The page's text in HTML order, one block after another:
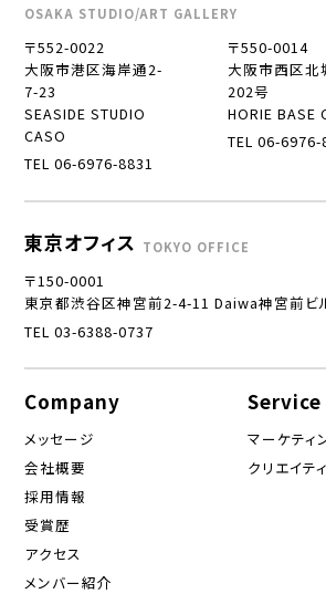
OSAKA STUDIO/ART GALLERY
〒552-0022
大阪市港区海岸通2-
7-23
SEASIDE STUDIO
CASO
TEL 06-6976-8831
〒550-0014
大阪市西区北
202号
HORIE BASE
TEL 06-6976-
東京オフィス TOKYO OFFICE
〒150-0001
東京都渋谷区神宮前2-4-11 Daiwa神宮前ビ
TEL 03-6388-0737
Company
メッセージ
会社概要
採用情報
受賞歴
アクセス
メンバー紹介
Service
マーケティ
クリエイテ